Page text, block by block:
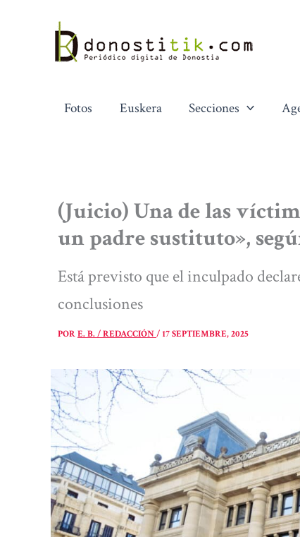
contenido
Fotos Euskera Secciones
(Juicio) Una de las
un padre sustituto»,
Está previsto que el inculpado
conclusiones
PORE. B. / REDACCIÓN/17 SEPTIEMBRE, 2025